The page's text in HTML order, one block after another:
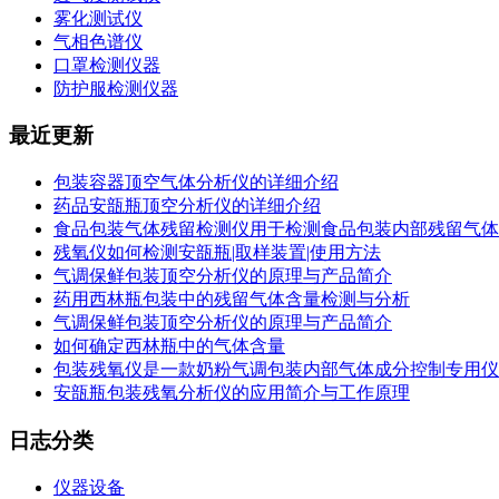
雾化测试仪
气相色谱仪
口罩检测仪器
防护服检测仪器
最近更新
包装容器顶空气体分析仪的详细介绍
药品安瓿瓶顶空分析仪的详细介绍
食品包装气体残留检测仪用于检测食品包装内部残留气
残氧仪如何检测安瓿瓶|取样装置|使用方法
气调保鲜包装顶空分析仪的原理与产品简介
药用西林瓶包装中的残留气体含量检测与分析
气调保鲜包装顶空分析仪的原理与产品简介
如何确定西林瓶中的气体含量
包装残氧仪是一款奶粉气调包装内部气体成分控制专用
安瓿瓶包装残氧分析仪的应用简介与工作原理
日志分类
仪器设备